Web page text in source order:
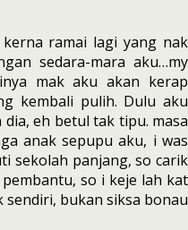
ramai lagi yang nak
sedara-mara aku…my
mak aku akan kerap
kembali pulih. Dulu aku
dia, eh betul tak tipu. masa
anak sepupu aku, i was
sekolah panjang, so carik
so i keje lah kat
sendiri, bukan siksa bonau